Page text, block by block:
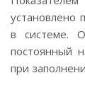
установлено
в системе.
постоянный
при